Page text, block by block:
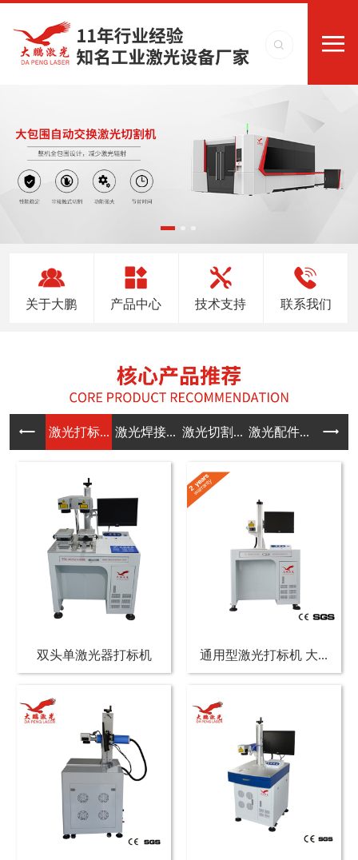
关于大鹏 产品中心 技术支持 联系我们
激光打标... 激光焊接... 激光切割... 激光配件...
双头单激光器打标机 通用型激光打标机 大...